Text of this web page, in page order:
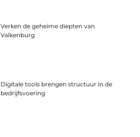
Verken de geheime diepten van
Valkenburg
Digitale tools brengen structuur in de
bedrijfsvoering